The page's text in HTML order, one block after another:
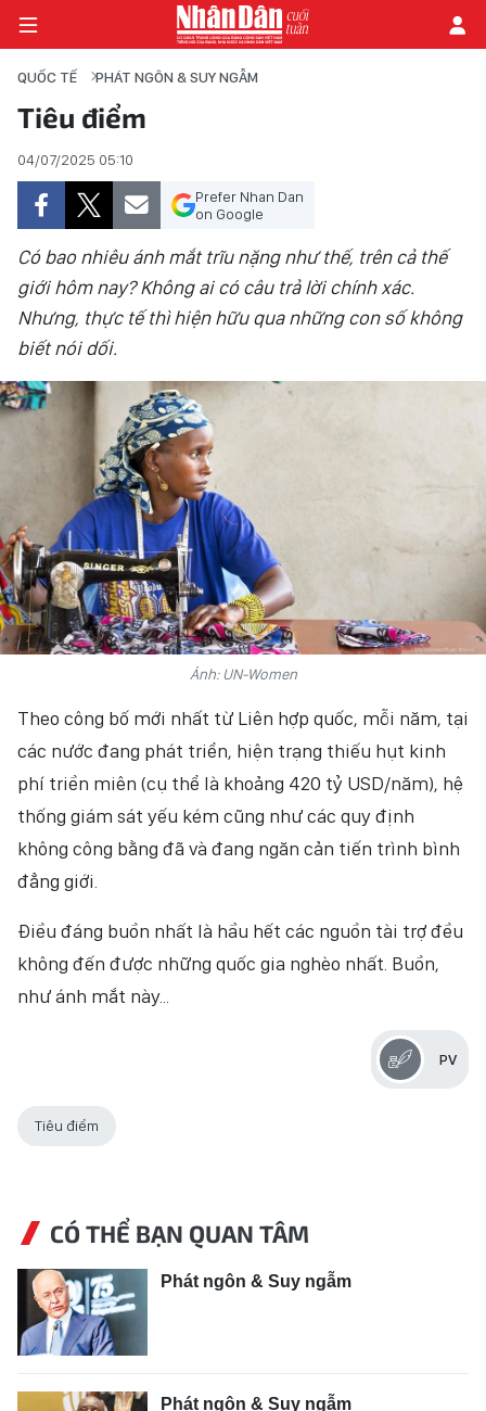
THỜI SỰ - CHÍNH TRỊ
E-MAGAZINE
GÓC NHÌN KINH TẾ
CHUYÊN ĐỀ
ĐỜI SỐNG XÃ HỘI
PHÓNG SỰ
HỒN VIỆT
SỨC SỐNG VIỆT
THỂ THAO
VĂN NGHỆ
QUỐC TẾ
NHỊP SỐNG THỜI ĐẠI
AN NINH - XÃ HỘI
KHOA HỌC - GIÁO DỤC
NHÂN DÂN ĐIỆN TỬ
QUỐC TẾ PHÁT NGÔN & SUY NGẪM
Tiêu điểm
04/07/2025 05:10
Prefer Nhan Dan
on Google
Có bao nhiêu ánh mắt trĩu nặng như thế, trên cả thế
giới hôm nay? Không ai có câu trả lời chính xác.
Nhưng, thực tế thì hiện hữu qua những con số không
biết nói dối.
Ảnh: UN-Women
Theo công bố mới nhất từ Liên hợp quốc, mỗi năm, tại
các nước đang phát triển, hiện trạng thiếu hụt kinh
phí triền miên (cụ thể là khoảng 420 tỷ USD/năm), hệ
thống giám sát yếu kém cũng như các quy định
không công bằng đã và đang ngăn cản tiến trình bình
đẳng giới.
Điều đáng buồn nhất là hầu hết các nguồn tài trợ đều
không đến được những quốc gia nghèo nhất. Buồn,
như ánh mắt này...
PV
Tiêu điểm
CÓ THỂ BẠN QUAN TÂM
Phát ngôn & Suy ngẫm
Phát ngôn & Suy ngẫm